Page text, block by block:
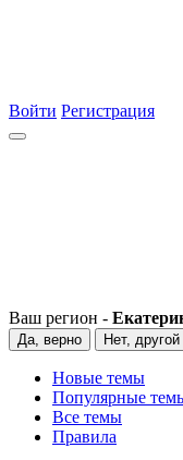
Войти Регистрация
Ваш регион -
Да, верно Нет, другой
Новые темы
Популярные
Все темы
Правила